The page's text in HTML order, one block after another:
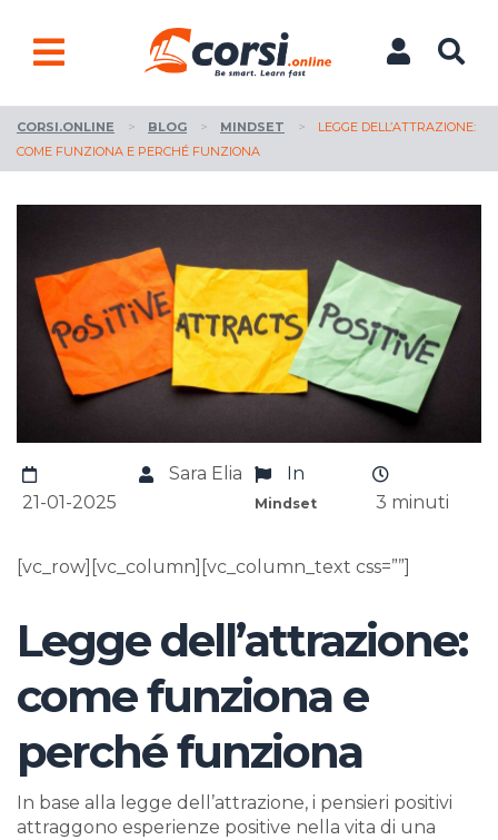
CORSI.ONLINE > BLOG > MINDSET >
LEGGE DELL’ATTRAZIONE:
COME FUNZIONA E PERCHÉ FUNZIONA
21-01-2025
Sara Elia In
Mindset 3 minuti
[vc_row][vc_column][vc_column_text css=””]
Legge dell’attrazione:
come funziona e
perché funziona
In base alla legge dell’attrazione, i pensieri positivi
attraggono esperienze positive nella vita di una